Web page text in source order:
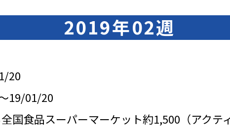
2019年02週
20
19/01/20
国食品スーパーマーケット約1,500（アクテ